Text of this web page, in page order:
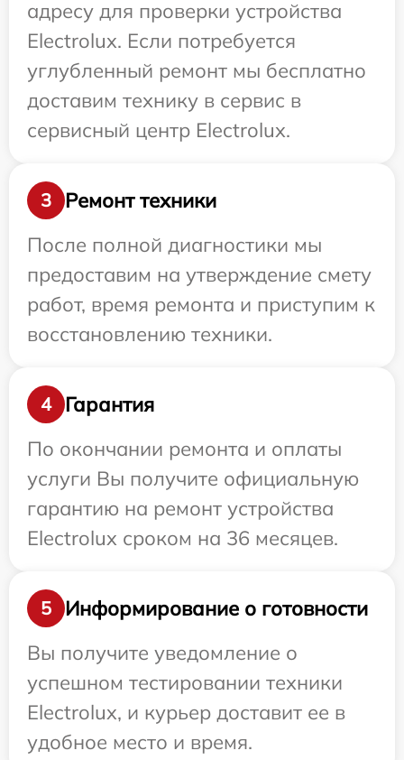
адресу для проверки устройства
Electrolux. Если потребуется
углубленный ремонт мы бесплатно
доставим технику в сервис в
сервисный центр Electrolux.
3
Ремонт техники
После полной диагностики мы
предоставим на утверждение смету
работ, время ремонта и приступим к
восстановлению техники.
4
Гарантия
По окончании ремонта и оплаты
услуги Вы получите официальную
гарантию на ремонт устройства
Electrolux сроком на 36 месяцев.
5
Информирование о готовности
Вы получите уведомление о
успешном тестировании техники
Electrolux, и курьер доставит ее в
удобное место и время.